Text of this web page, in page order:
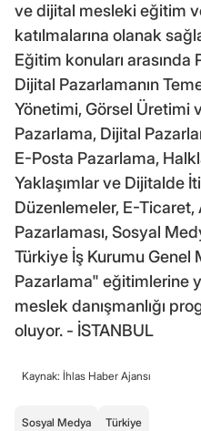
ve dijital mesleki eğitim
katılmalarına olanak
Eğitim konuları
Dijital Pazarlamanın
Yönetimi, Görsel Üretimi
Pazarlama, Dijital
E-Posta Pazarlama,
Yaklaşımlar ve Dijitalde
Düzenlemeler, E-
Pazarlaması, Sosyal
Türkiye İş Kurumu
Pazarlama" eğitimlerine
meslek danışmanlığı
oluyor. - İSTANBUL
Kaynak: İhlas Haber Ajansı
Sosyal Medya Türkiye